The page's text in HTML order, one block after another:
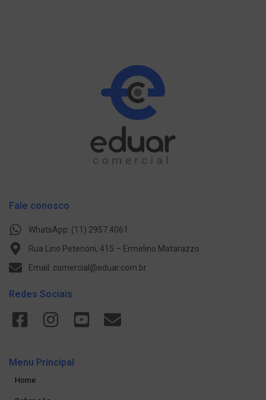
Fale conosco
WhatsApp: (11) 2957.4061
Rua Lino Petenoni, 415 – Ermelino Matarazzo
Email: comercial@eduar.com.br
Redes Sociais
Menu Principal
Home